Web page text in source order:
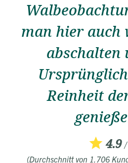
man hier auch
abschalten
Reinheit
4.9
(Durchschnitt von 1.706